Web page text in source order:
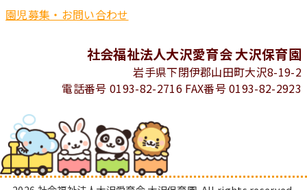
園児募集・お問い合わせ
社会福祉法人大沢愛育会 大沢保育園
岩手県下閉伊郡山田町大沢8-19-2
電話番号 0193-82-2716 FAX番号 0193-82-2923